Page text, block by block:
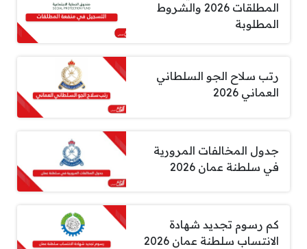
المطلقات 2026 والشروط
المطلوبة
رتب سلاح الجو السلطاني
العماني 2026
جدول المخالفات المرورية
في سلطنة عمان 2026
كم رسوم تجديد شهادة
الانتساب سلطنة عمان 2026